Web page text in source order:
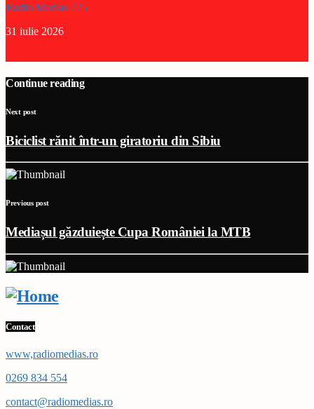
Radio Medias 725
31 iulie 2026
Continue reading
Next post
Biciclist rănit într-un giratoriu din Sibiu
Previous post
Mediașul găzduiește Cupa României la MTB
Contact
www,radiomedias.ro
0269 834 554
contact@radiomedias.ro